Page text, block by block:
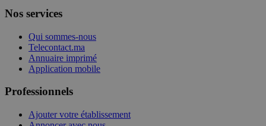
Nos services
Qui sommes-nous
Telecontact.ma
Annuaire imprimé
Application mobile
Professionnels
Ajouter votre établissement